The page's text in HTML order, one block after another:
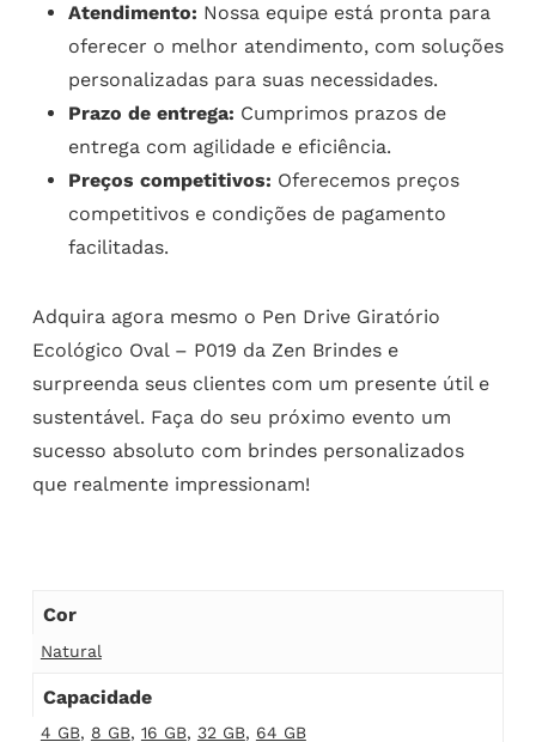
Atendimento: Nossa equipe está pronta para
oferecer o melhor atendimento, com soluções
personalizadas para suas necessidades.
Prazo de entrega: Cumprimos prazos de
entrega com agilidade e eficiência.
Preços competitivos: Oferecemos preços
competitivos e condições de pagamento
facilitadas.
Adquira agora mesmo o Pen Drive Giratório
Ecológico Oval – P019 da Zen Brindes e
surpreenda seus clientes com um presente útil e
sustentável. Faça do seu próximo evento um
sucesso absoluto com brindes personalizados
que realmente impressionam!
Cor
Natural
Capacidade
4 GB, 8 GB, 16 GB, 32 GB, 64 GB